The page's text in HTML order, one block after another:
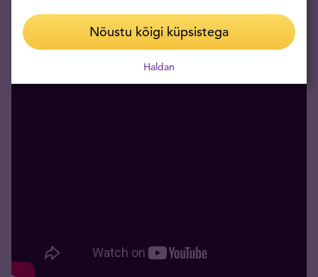
Sellest, kuidas riigivõlakirjade turg on kullaga
seotud ja miks kuld on üle võtmas ülima
turvasadama tiitlit, saabpikemalt lugeda siit.
Nõustu kõigi küpsistega
Haldan